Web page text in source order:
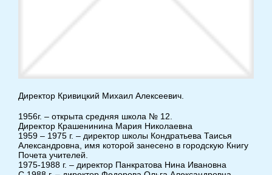
Директор Кривицкий Михаил Алексеевич.
1956г. – открыта средняя школа № 12.
Директор Крашенинина Мария Николаевна
1959 – 1975 г. – директор школы Кондратьева Таисья
Александровна, имя которой занесено в городскую Книгу
Почета учителей.
1975-1988 г. – директор Панкратова Нина Ивановна